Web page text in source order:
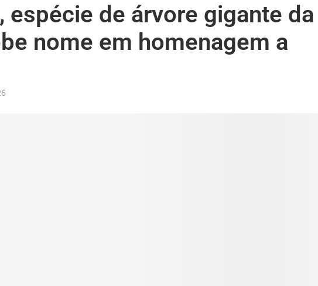
espécie de árvore gigante da
nome em homenagem a